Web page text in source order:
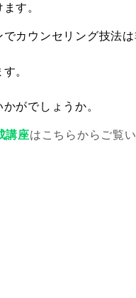
す。
カウンセリング技法は
。
がでしょうか。
講座はこちらからご覧